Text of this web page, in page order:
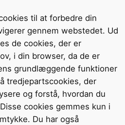
til at forbedre din
gennem webstedet. Ud
de cookies, der er
i din browser, da de er
grundlæggende funktioner
tredjepartscookies, der
og forstå, hvordan du
cookies gemmes kun i
Du har også